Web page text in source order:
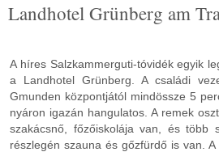
Landhotel Grünberg am
A híres Salzkammerguti-tóvidék egyik
a Landhotel Grünberg. A családi
Gmunden központjától mindössze 5
nyáron igazán hangulatos. A remek
szakácsnő, főzőiskolája van, és több
részlegén szauna és gőzfürdő is van.